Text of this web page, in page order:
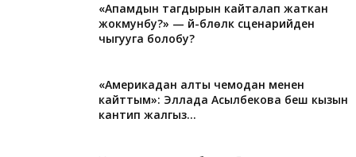
«Апамдын тагдырын кайталап жаткан
жокмунбу?» — үй-бүлөлүк сценарийден
чыгууга болобу?
«Америкадан алты чемодан менен
кайттым»: Эллада Асылбекова беш кызын
кантип жалгыз...